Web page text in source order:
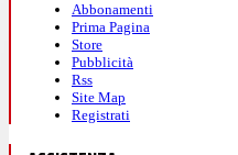
Abbonamenti
Prima Pagina
Store
Pubblicità
Rss
Site Map
Registrati